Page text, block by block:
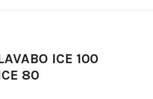
ICE 100
80